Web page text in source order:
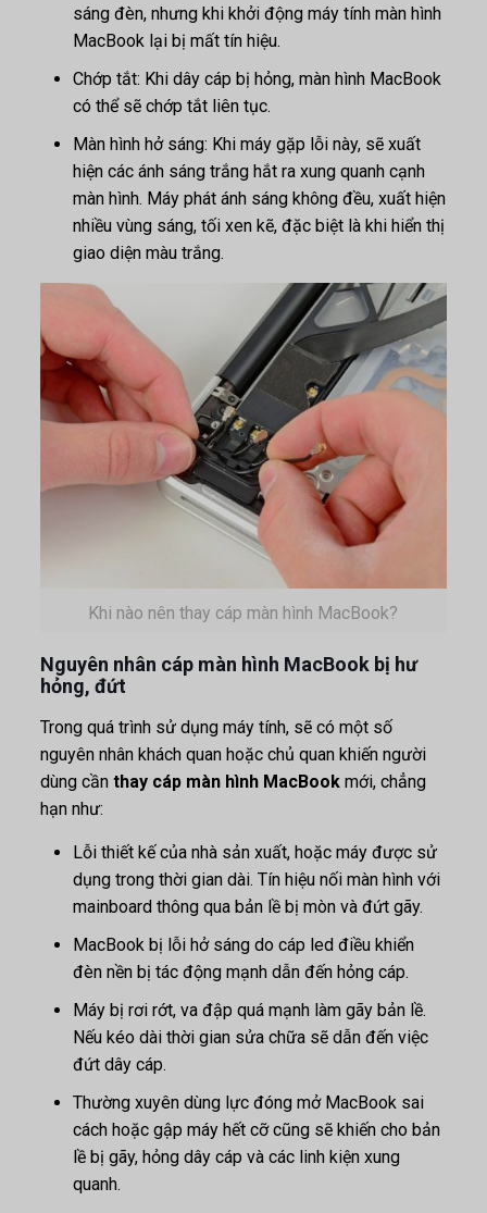
sáng đèn, nhưng khi khởi động máy tính màn hình
MacBook lại bị mất tín hiệu.
Chớp tắt: Khi dây cáp bị hỏng, màn hình MacBook
có thể sẽ chớp tắt liên tục.
Màn hình hở sáng: Khi máy gặp lỗi này, sẽ xuất
hiện các ánh sáng trắng hắt ra xung quanh cạnh
màn hình. Máy phát ánh sáng không đều, xuất hiện
nhiều vùng sáng, tối xen kẽ, đặc biệt là khi hiển thị
giao diện màu trắng.
Khi nào nên thay cáp màn hình MacBook?
Nguyên nhân cáp màn hình MacBook bị hư
hỏng, đứt
Trong quá trình sử dụng máy tính, sẽ có một số
nguyên nhân khách quan hoặc chủ quan khiến người
dùng cần thay cáp màn hình MacBook mới, chẳng
hạn như:
Lỗi thiết kế của nhà sản xuất, hoặc máy được sử
dụng trong thời gian dài. Tín hiệu nối màn hình với
mainboard thông qua bản lề bị mòn và đứt gãy.
MacBook bị lỗi hở sáng do cáp led điều khiển
đèn nền bị tác động mạnh dẫn đến hỏng cáp.
Máy bị rơi rớt, va đập quá mạnh làm gãy bản lề.
Nếu kéo dài thời gian sửa chữa sẽ dẫn đến việc
đứt dây cáp.
Thường xuyên dùng lực đóng mở MacBook sai
cách hoặc gập máy hết cỡ cũng sẽ khiến cho bản
lề bị gãy, hỏng dây cáp và các linh kiện xung
quanh.